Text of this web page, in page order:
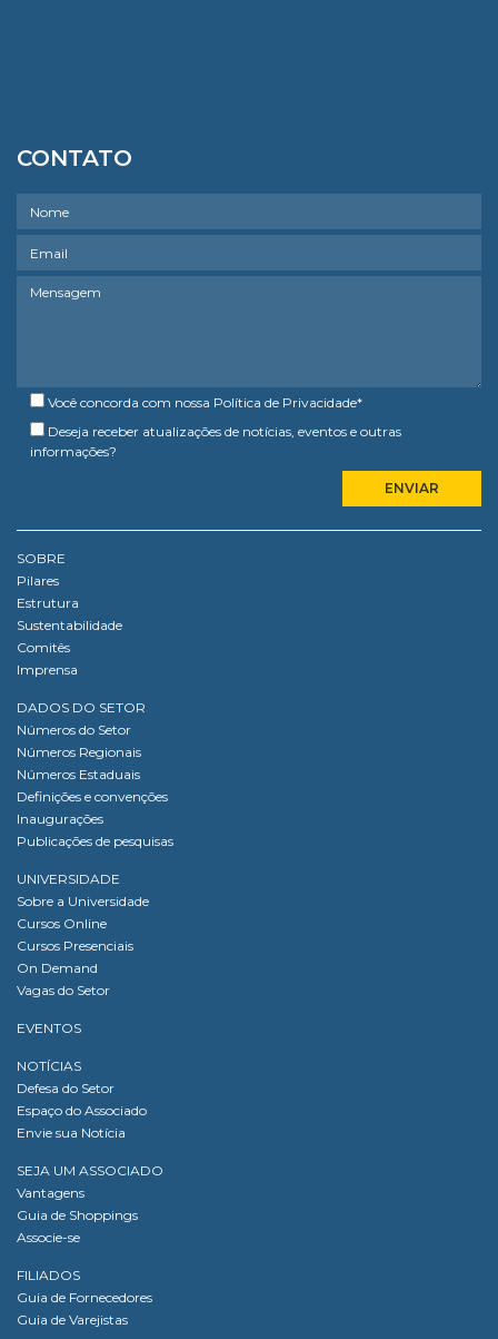
CONTATO
Você concorda com nossa Política de Privacidade*
Deseja receber atualizações de notícias, eventos e outras
informações?
SOBRE
Pilares
Estrutura
Sustentabilidade
Comitês
Imprensa
DADOS DO SETOR
Números do Setor
Números Regionais
Números Estaduais
Definições e convenções
Inaugurações
Publicações de pesquisas
UNIVERSIDADE
Sobre a Universidade
Cursos Online
Cursos Presenciais
On Demand
Vagas do Setor
EVENTOS
NOTÍCIAS
Defesa do Setor
Espaço do Associado
Envie sua Notícia
SEJA UM ASSOCIADO
Vantagens
Guia de Shoppings
Associe-se
FILIADOS
Guia de Fornecedores
Guia de Varejistas